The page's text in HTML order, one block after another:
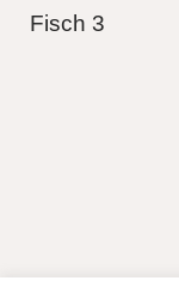
Fisch 3